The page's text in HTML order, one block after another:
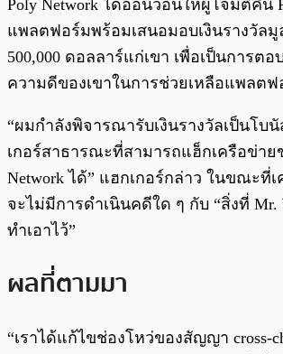
Poly Network ได้อ้อนวอนให้ผู้โจมตีคืน
แพลตฟอร์มพร้อมเสนอมอบเงินรางวัลมู
500,000 ดอลลาร์แก่เขา เพื่อเป็นการต
ความดีของเขาในการช่วยเหลือแพลตฟ
“ผมกำลังพิจารณารับเงินรางวัลเป็นโบ
เกอร์สาธารณะที่สามารถแฮ็กเครือข่าย
Network ได้” แฮกเกอร์กล่าว ในขณะที่
จะไม่มีการดำเนินคดีใด ๆ กับ “สิ่งที่ Mr.
ทำเอาไว้”
ผลที่ตามมา
“เราได้แก้ไขช่องโหว่ของสัญญา cross-